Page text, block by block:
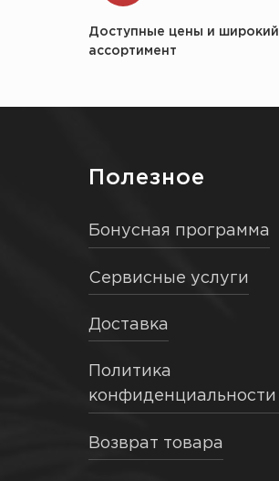
Доступные цены и широкий
ассортимент
Полезное
Бонусная программа
Сервисные услуги
Доставка
Политика
конфиденциальности
Возврат товара